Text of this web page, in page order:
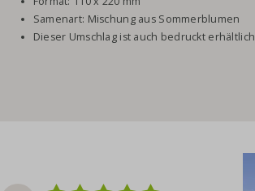
Samenart: Mischung aus Sommerblumen
Dieser Umschlag ist auch bedruckt erhältlich